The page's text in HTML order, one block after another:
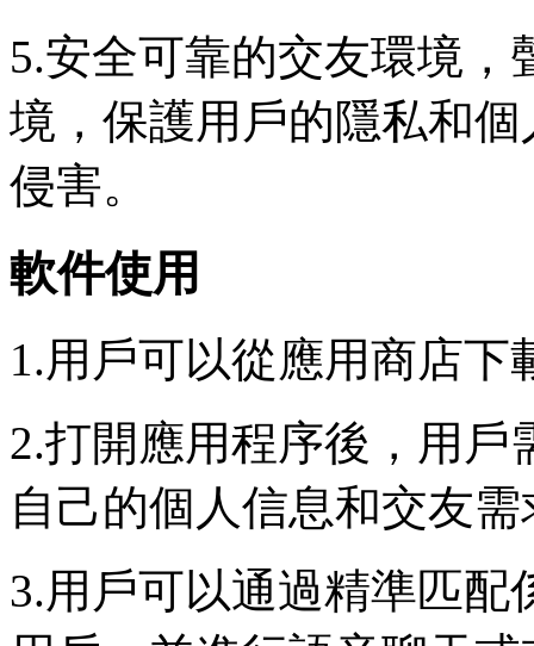
5.安全可靠的交友環境
境，保護用戶的隱私和
侵害。
軟件使用
1.用戶可以從應用商店
2.打開應用程序後，用
自己的個人信息和交友需
3.用戶可以通過精準匹